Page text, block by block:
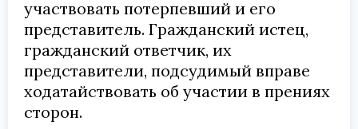
участвовать потерпевший и его
представитель. Гражданский истец,
гражданский ответчик, их
представители, подсудимый вправе
ходатайствовать об участии в прениях
сторон.